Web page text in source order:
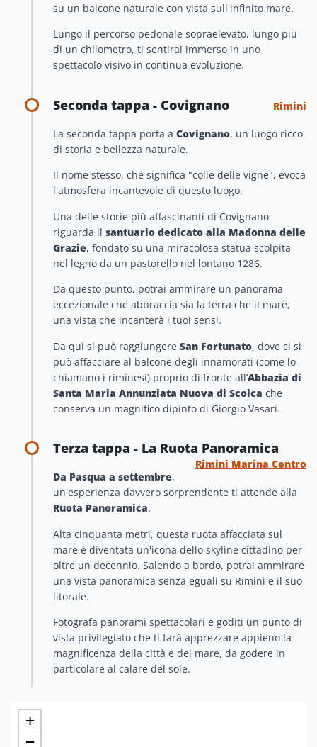
su un balcone naturale con vista sull'infinito mare.
Lungo il percorso pedonale sopraelevato, lungo più
di un chilometro, ti sentirai immerso in uno
spettacolo visivo in continua evoluzione.
Seconda tappa - Covignano Rimini
La seconda tappa porta a Covignano, un luogo ricco
di storia e bellezza naturale.
Il nome stesso, che significa "colle delle vigne", evoca
l'atmosfera incantevole di questo luogo.
Una delle storie più affascinanti di Covignano
riguarda il santuario dedicato alla Madonna delle
Grazie, fondato su una miracolosa statua scolpita
nel legno da un pastorello nel lontano 1286.
Da questo punto, potrai ammirare un panorama
eccezionale che abbraccia sia la terra che il mare,
una vista che incanterà i tuoi sensi.
Da qui si può raggiungere San Fortunato, dove ci si
può affacciare al balcone degli innamorati (come lo
chiamano i riminesi) proprio di fronte all’Abbazia di
Santa Maria Annunziata Nuova di Scolca che
conserva un magnifico dipinto di Giorgio Vasari.
Terza tappa - La Ruota Panoramica
Rimini Marina Centro
Da Pasqua a settembre,
un'esperienza davvero sorprendente ti attende alla
Ruota Panoramica.
Alta cinquanta metri, questa ruota affacciata sul
mare è diventata un'icona dello skyline cittadino per
oltre un decennio. Salendo a bordo, potrai ammirare
una vista panoramica senza eguali su Rimini e il suo
litorale.
Fotografa panorami spettacolari e goditi un punto di
vista privilegiato che ti farà apprezzare appieno la
magnificenza della città e del mare, da godere in
particolare al calare del sole.
+
−